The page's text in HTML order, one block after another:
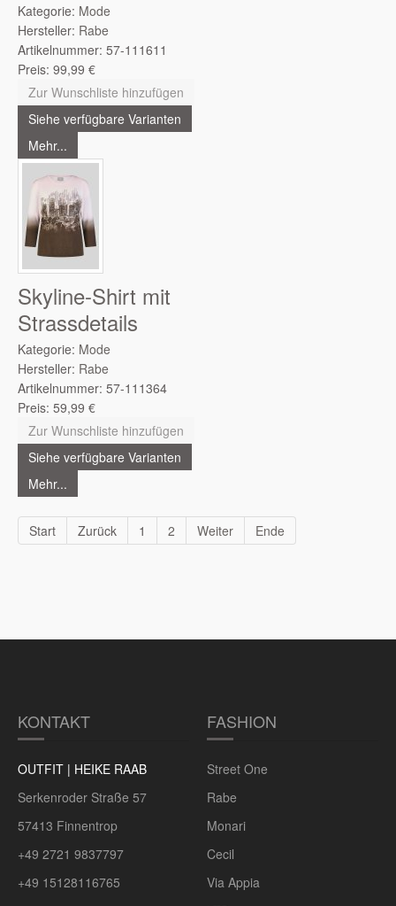
Kategorie: Mode
Hersteller: Rabe
Artikelnummer: 57-111611
Preis: 99,99 €
Zur Wunschliste hinzufügen
Siehe verfügbare Varianten
Mehr...
Skyline-Shirt mit
Strassdetails
Kategorie: Mode
Hersteller: Rabe
Artikelnummer: 57-111364
Preis: 59,99 €
Zur Wunschliste hinzufügen
Siehe verfügbare Varianten
Mehr...
Start Zurück 1 2 Weiter Ende
KONTAKT
OUTFIT | HEIKE RAAB
Serkenroder Straße 57
57413 Finnentrop
+49 2721 9837797
+49 15128116765
FASHION
Street One
Rabe
Monari
Cecil
Via Appia